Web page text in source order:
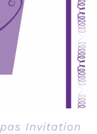
Invitation